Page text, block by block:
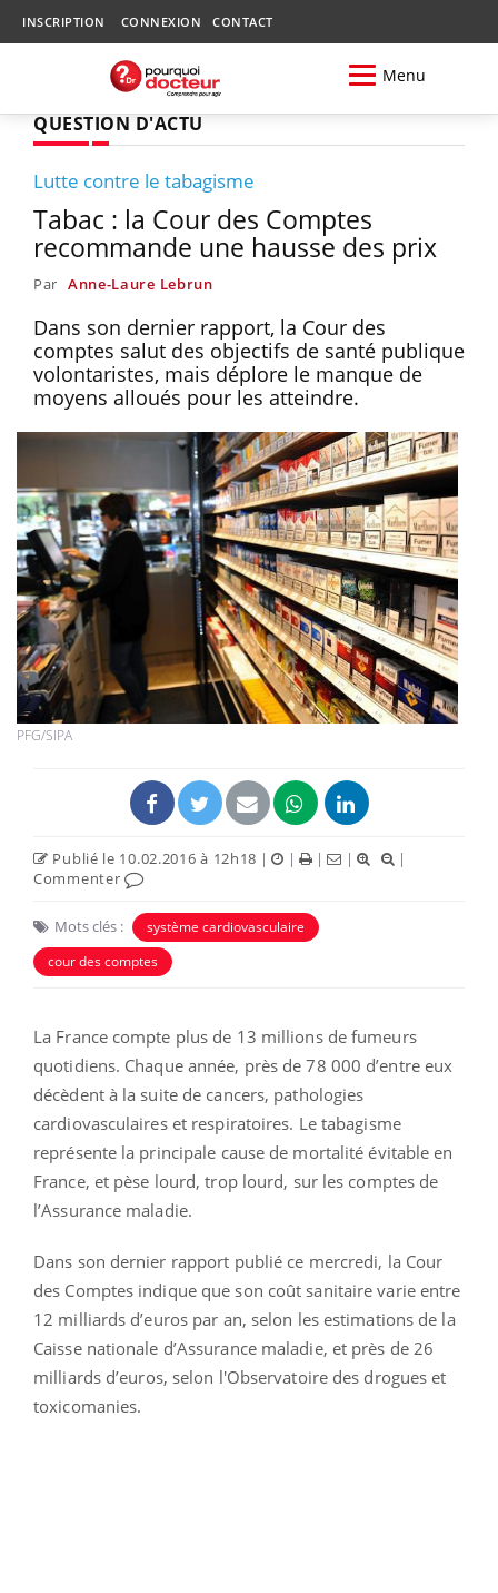
INSCRIPTION CONNEXION CONTACT
Menu
QUESTION D'ACTU
Lutte contre le tabagisme
Tabac : la Cour des Comptes
recommande une hausse des prix
Par Anne-Laure Lebrun
Dans son dernier rapport, la Cour des
comptes salut des objectifs de santé publique
volontaristes, mais déplore le manque de
moyens alloués pour les atteindre.
PFG/SIPA
Publié le 10.02.2016 à 12h18 | | | |
|
Commenter
Mots clés :
système cardiovasculaire
cour des comptes
La France compte plus de 13 millions de fumeurs
quotidiens. Chaque année, près de 78 000 d’entre eux
décèdent à la suite de cancers, pathologies
cardiovasculaires et respiratoires. Le tabagisme
représente la principale cause de mortalité évitable en
France, et pèse lourd, trop lourd, sur les comptes de
l’Assurance maladie.
Dans son dernier rapport publié ce mercredi, la Cour
des Comptes indique que son coût sanitaire varie entre
12 milliards d’euros par an, selon les estimations de la
Caisse nationale d’Assurance maladie, et près de 26
milliards d’euros, selon l'Observatoire des drogues et
toxicomanies.